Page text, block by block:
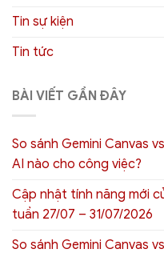
Tin sự kiện
Tin tức
BÀI VIẾT GẦN ĐÂY
So sánh Gemini Canvas
AI nào cho công việc?
Cập nhật tính năng mới
tuần 27/07 – 31/07/2026
So sánh Gemini Canvas